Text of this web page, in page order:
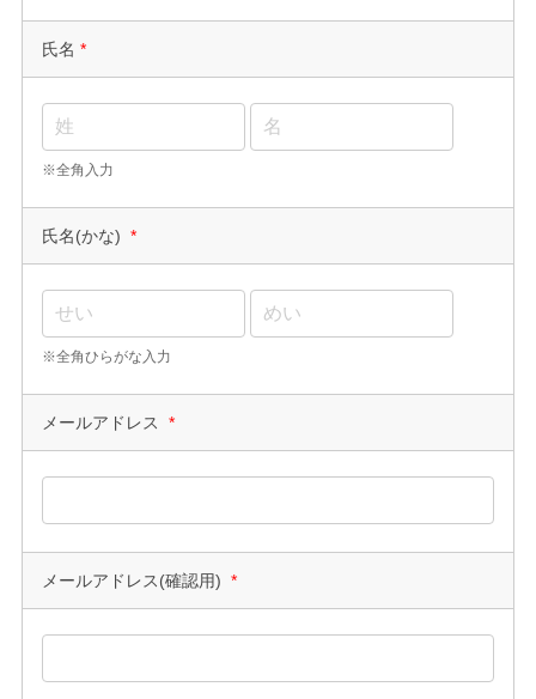
氏名 *
※全角入力
氏名(かな) *
※全角ひらがな入力
メールアドレス *
メールアドレス(確認用) *